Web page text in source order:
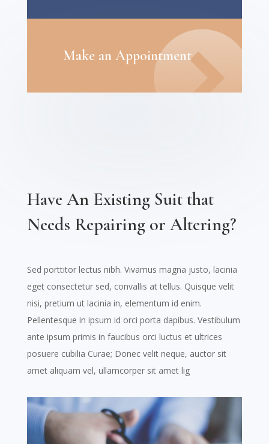
Make an Appointment
Have An Existing Suit that
Needs Repairing or Altering?
Sed porttitor lectus nibh. Vivamus magna justo, lacinia
eget consectetur sed, convallis at tellus. Quisque velit
nisi, pretium ut lacinia in, elementum id enim.
Pellentesque in ipsum id orci porta dapibus. Vestibulum
ante ipsum primis in faucibus orci luctus et ultrices
posuere cubilia Curae; Donec velit neque, auctor sit
amet aliquam vel, ullamcorper sit amet lig